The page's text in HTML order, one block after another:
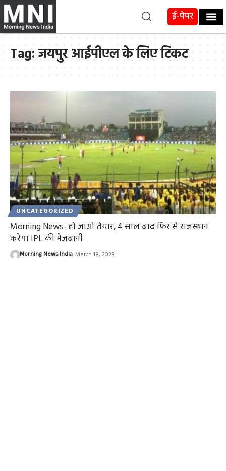
ई-पेपर
Tag:जयपुर आईपीएल के लिए टिकट
UNCATEGORIZED
Morning News- हो जाओ तैयार, 4 साल बाद फिर से राजस्थान
करेगा IPL की मेजबानी
Morning News India March 18, 2023